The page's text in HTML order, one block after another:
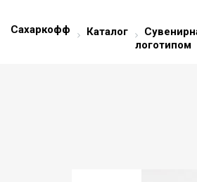
Сахаркофф Каталог
логотипом